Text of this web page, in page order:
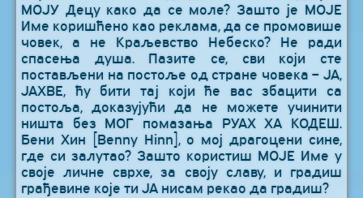
МОЈУ Децу како да се моле? Зашто је МОЈЕ
Име коришћено као реклама, да се промовише
човек, а не Краљевство Небеско? Не ради
спасења душа. Пазите се, сви који сте
постављени на постоље од стране човека – ЈА,
ЈАХВЕ, ћу бити тај који ће вас збацити са
постоља, доказујући да не можете учинити
ништа без МОГ помазања РУАХ ХА КОДЕШ.
Бени Хин [Benny Hinn], о мој драгоцени сине,
где си залутао? Зашто користиш МОЈЕ Име у
своје личне сврхе, за своју славу, и градиш
грађевине које ти ЈА нисам рекао да градиш?